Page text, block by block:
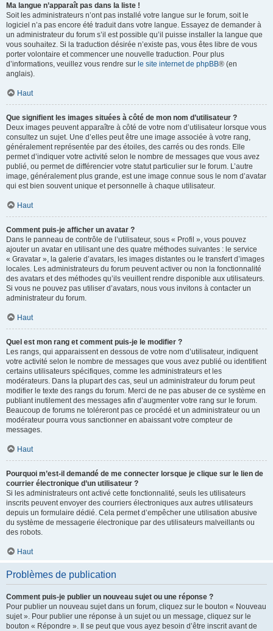
Ma langue n’apparaît pas dans la liste !
Soit les administrateurs n’ont pas installé votre langue sur le forum, soit le
logiciel n’a pas encore été traduit dans votre langue. Essayez de demander à
un administrateur du forum s’il est possible qu’il puisse installer la langue que
vous souhaitez. Si la traduction désirée n’existe pas, vous êtes libre de vous
porter volontaire et commencer une nouvelle traduction. Pour plus
d’informations, veuillez vous rendre sur le site internet de phpBB® (en
anglais).
Haut
Que signifient les images situées à côté de mon nom d’utilisateur ?
Deux images peuvent apparaître à côté de votre nom d’utilisateur lorsque vous
consultez un sujet. Une d’elles peut être une image associée à votre rang,
généralement représentée par des étoiles, des carrés ou des ronds. Elle
permet d’indiquer votre activité selon le nombre de messages que vous avez
publié, ou permet de différencier votre statut particulier sur le forum. L’autre
image, généralement plus grande, est une image connue sous le nom d’avatar
qui est bien souvent unique et personnelle à chaque utilisateur.
Haut
Comment puis-je afficher un avatar ?
Dans le panneau de contrôle de l’utilisateur, sous « Profil », vous pouvez
ajouter un avatar en utilisant une des quatre méthodes suivantes : le service
« Gravatar », la galerie d’avatars, les images distantes ou le transfert d’images
locales. Les administrateurs du forum peuvent activer ou non la fonctionnalité
des avatars et des méthodes qu’ils veuillent rendre disponible aux utilisateurs.
Si vous ne pouvez pas utiliser d’avatars, nous vous invitons à contacter un
administrateur du forum.
Haut
Quel est mon rang et comment puis-je le modifier ?
Les rangs, qui apparaissent en dessous de votre nom d’utilisateur, indiquent
votre activité selon le nombre de messages que vous avez publié ou identifient
certains utilisateurs spécifiques, comme les administrateurs et les
modérateurs. Dans la plupart des cas, seul un administrateur du forum peut
modifier le texte des rangs du forum. Merci de ne pas abuser de ce système en
publiant inutilement des messages afin d’augmenter votre rang sur le forum.
Beaucoup de forums ne toléreront pas ce procédé et un administrateur ou un
modérateur pourra vous sanctionner en abaissant votre compteur de
messages.
Haut
Pourquoi m’est-il demandé de me connecter lorsque je clique sur le lien de
courrier électronique d’un utilisateur ?
Si les administrateurs ont activé cette fonctionnalité, seuls les utilisateurs
inscrits peuvent envoyer des courriers électroniques aux autres utilisateurs
depuis un formulaire dédié. Cela permet d’empêcher une utilisation abusive
du système de messagerie électronique par des utilisateurs malveillants ou
des robots.
Haut
Problèmes de publication
Comment puis-je publier un nouveau sujet ou une réponse ?
Pour publier un nouveau sujet dans un forum, cliquez sur le bouton « Nouveau
sujet ». Pour publier une réponse à un sujet ou un message, cliquez sur le
bouton « Répondre ». Il se peut que vous ayez besoin d’être inscrit avant de